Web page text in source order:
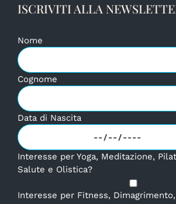
ISCRIVITI ALLA
Nome
Cognome
Data di Nascita
Interesse per Yoga, Meditazione,
Salute e Olistica?
Interesse per Fitness,